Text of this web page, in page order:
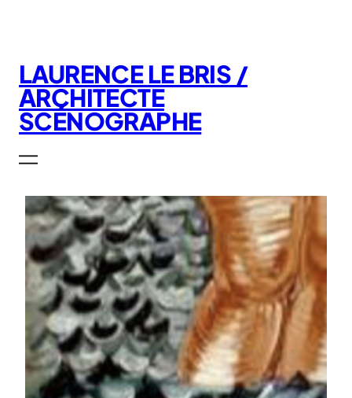
LAURENCE LE BRIS /
ARCHITECTE
SCÉNOGRAPHE